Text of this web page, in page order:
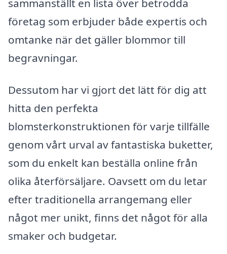
sammanställt en lista över betrodda
företag som erbjuder både expertis och
omtanke när det gäller blommor till
begravningar.
Dessutom har vi gjort det lätt för dig att
hitta den perfekta
blomsterkonstruktionen för varje tillfälle
genom vårt urval av fantastiska buketter,
som du enkelt kan beställa online från
olika återförsäljare. Oavsett om du letar
efter traditionella arrangemang eller
något mer unikt, finns det något för alla
smaker och budgetar.